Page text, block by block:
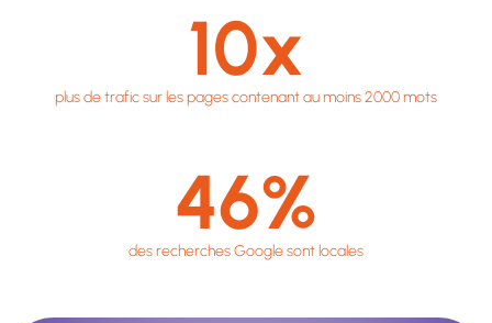
plus de trafic sur les pages contenant au moins 2000 mots
10x
des recherches Google sont locales
46%